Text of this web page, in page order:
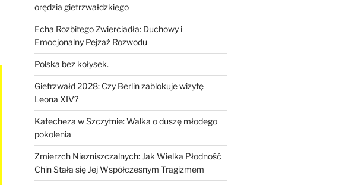
orędzia gietrzwałdzkiego
Echa Rozbitego Zwierciadła: Duchowy i
Emocjonalny Pejzaż Rozwodu
Polska bez kołysek.
Gietrzwałd 2028: Czy Berlin zablokuje wizytę
Leona XIV?
Katecheza w Szczytnie: Walka o duszę młodego
pokolenia
Zmierzch Niezniszczalnych: Jak Wielka Płodność
Chin Stała się Jej Współczesnym Tragizmem